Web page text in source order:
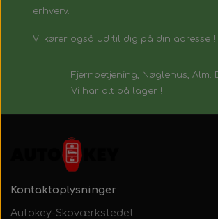
erhverv.
Vi kører også ud til dig på din adresse !
Fjernbetjening, Nøglehus, Alm.
Vi har alt på lager !
Kontaktoplysninger
Autokey-Skoværkstedet